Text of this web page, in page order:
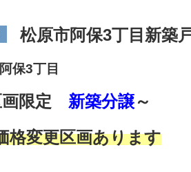
松原市阿保3丁目新築
保3丁目
画限定 新築分譲～
格変更区画あります